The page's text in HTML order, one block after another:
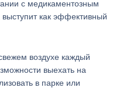
с медикаментозным
как эффективный
воздухе каждый
выехать на
в парке или